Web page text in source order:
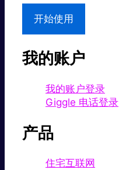
开始使用
我的账户
我的账户登录
Giggle 电话登录
产品
住宅互联网